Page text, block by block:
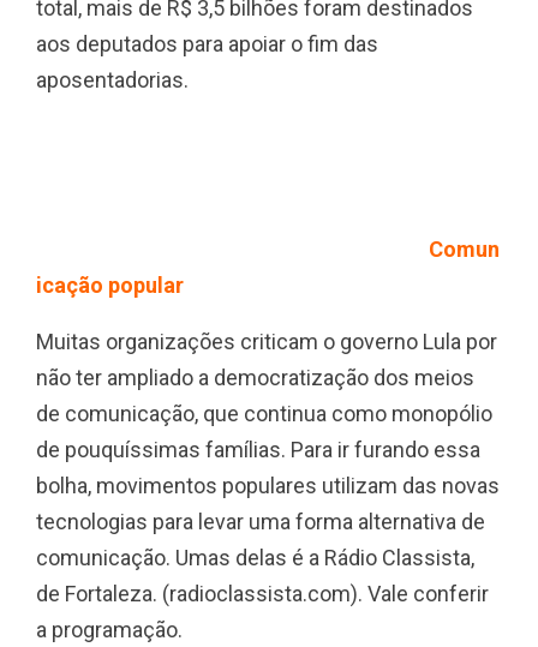
total, mais de R$ 3,5 bilhões foram destinados
aos deputados para apoiar o fim das
aposentadorias.
Comun
icação popular
Muitas organizações criticam o governo Lula por
não ter ampliado a democratização dos meios
de comunicação, que continua como monopólio
de pouquíssimas famílias. Para ir furando essa
bolha, movimentos populares utilizam das novas
tecnologias para levar uma forma alternativa de
comunicação. Umas delas é a Rádio Classista,
de Fortaleza. (radioclassista.com). Vale conferir
a programação.